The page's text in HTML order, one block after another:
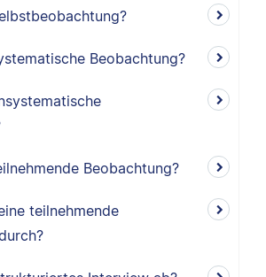
Beobachtung?
Beobachtung?
teilnehmende